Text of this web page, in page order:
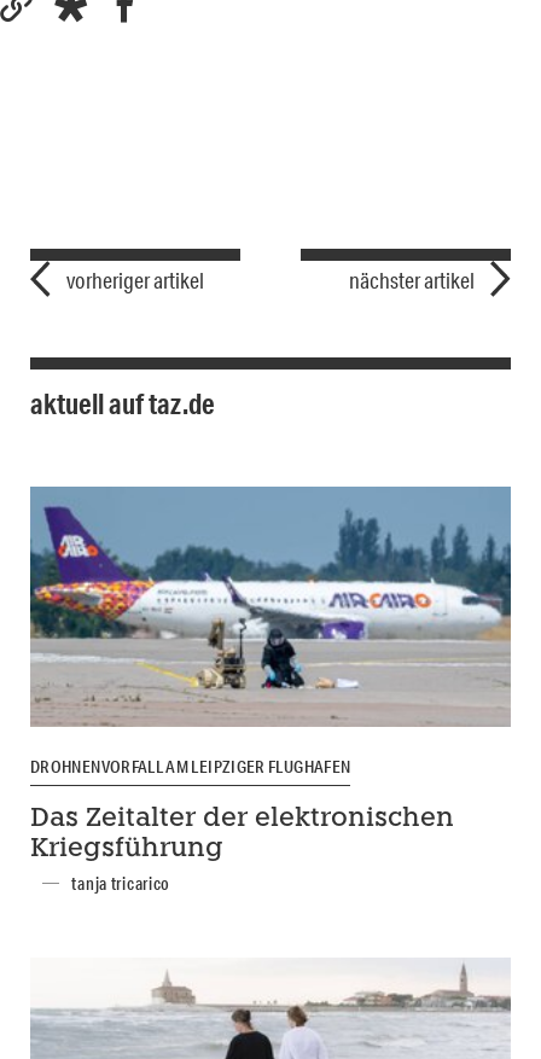
vorheriger artikel nächster artikel
aktuell auf taz.de
DROHNENVORFALL AM LEIPZIGER FLUGHAFEN
Das Zeitalter der elektronischen
Kriegsführung
tanja tricarico